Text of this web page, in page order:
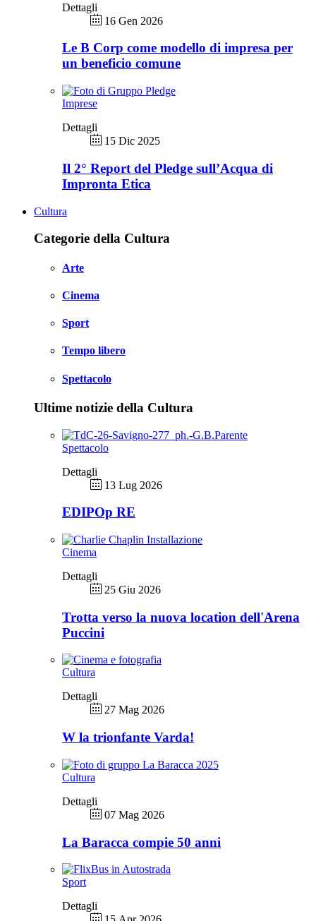
Dettagli
16 Gen 2026
Le B Corp come modello di impresa per
un beneficio comune
Imprese
Dettagli
15 Dic 2025
Il 2° Report del Pledge sull’Acqua di
Impronta Etica
Cultura
Categorie della Cultura
Arte
Cinema
Sport
Tempo libero
Spettacolo
Ultime notizie della Cultura
Spettacolo
Dettagli
13 Lug 2026
EDIPOp RE
Cinema
Dettagli
25 Giu 2026
Trotta verso la nuova location dell'Arena
Puccini
Cultura
Dettagli
27 Mag 2026
W la trionfante Varda!
Cultura
Dettagli
07 Mag 2026
La Baracca compie 50 anni
Sport
Dettagli